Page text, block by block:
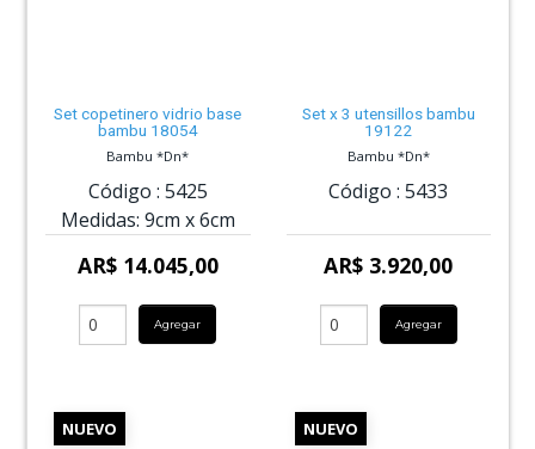
Set copetinero vidrio base
bambu 18054
Bambu *Dn*
Código : 5425
Medidas: 9cm x6cm
AR$ 14.045,00
Agregar
Set x 3 utensillos bambu
19122
Bambu *Dn*
Código : 5433
AR$ 3.920,00
Agregar
NUEVO NUEVO